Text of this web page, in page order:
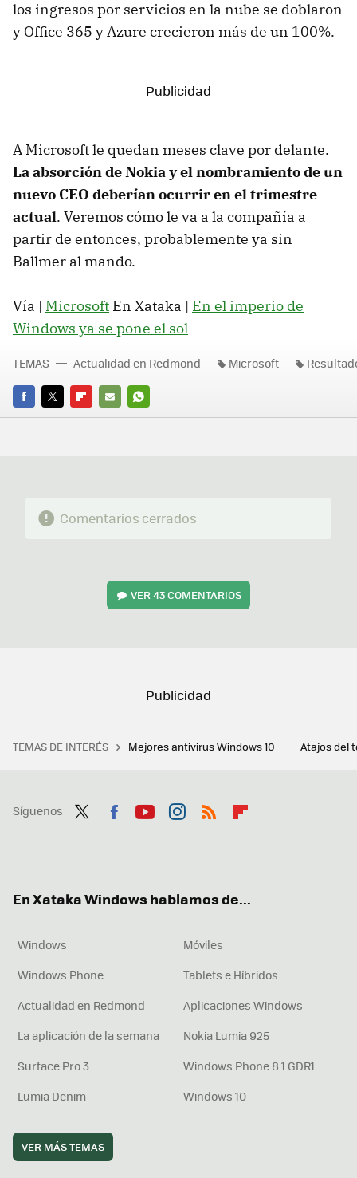
los ingresos por servicios en la nube se doblaron
y Office 365 y Azure crecieron más de un 100%.
A Microsoft le quedan meses clave por delante.
La absorción de Nokia y el nombramiento de un
nuevo CEO deberían ocurrir en el trimestre
actual. Veremos cómo le va a la compañía a
partir de entonces, probablemente ya sin
Ballmer al mando.
Vía | Microsoft En Xataka | En el imperio de
Windows ya se pone el sol
FACEBOOK
TWITTERFLIPBOARD
E-
WHATSAPP
TEMAS Actualidad en Redmond Microsoft
Comentarios cerrados
VER43 COMENTARIOS
TEMAS DE INTERÉS Mejores antivirus Windows 10 Atajos del
Síguenos
En Xataka Windows hablamos de...
Windows
Móviles
Windows Phone
Tablets e Híbridos
Actualidad en Redmond
Aplicaciones Windows
La aplicación de la semana
Nokia Lumia 925
Surface Pro 3
Windows Phone 8.1 GDR1
Lumia Denim
Windows 10
VER MÁS TEMAS